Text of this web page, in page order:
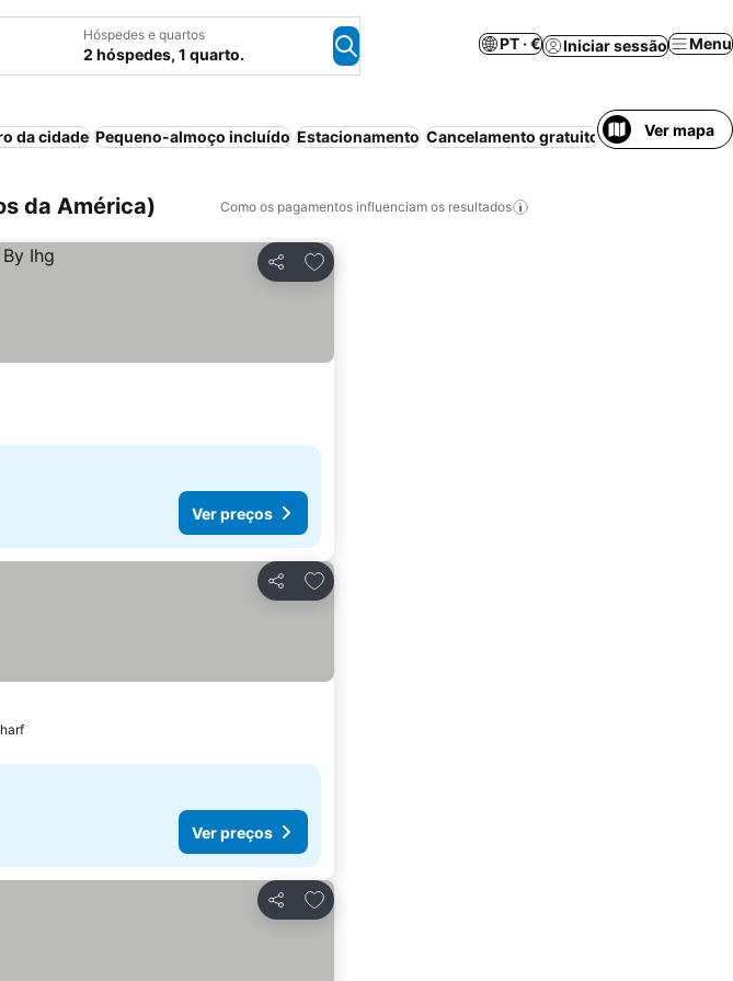
Hóspedes e quartos
2 hóspedes, 1 quarto.
PT · € Iniciar sessão Menu
da cidade Pequeno-almoço incluído Estacionamento Cancelamento gratuito Piscina Resort
Ver mapa
da América) Como os pagamentos influenciam os resultados
Partilhar
Adicionar aos favoritos
Ver preços
Partilhar
Adicionar aos favoritos
Ver preços
Partilhar
Adicionar aos favoritos